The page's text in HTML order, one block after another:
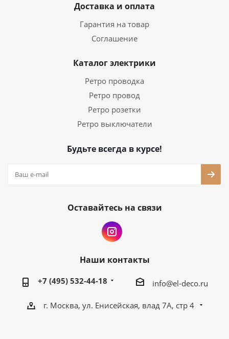
Доставка и оплата
Гарантия на товар
Соглашение
Каталог электрики
Ретро проводка
Ретро провод
Ретро розетки
Ретро выключатели
Будьте всегда в курсе!
Оставайтесь на связи
Наши контакты
+7 (495) 532-44-18 info@el-deco.ru
г. Москва, ул. Енисейская, влад 7А, стр 4